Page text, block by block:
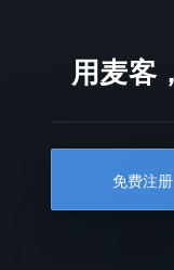
用麦客
免费注册